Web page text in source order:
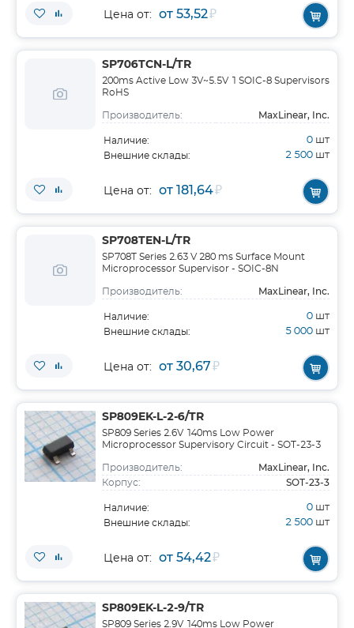
Цена от: от 53,52₽
SP706TCN-L/TR
200ms Active Low 3V~5.5V 1 SOIC-8 Supervisors
RoHS
Производитель: MaxLinear, Inc.
Наличие: 0 шт
Внешние склады: 2 500 шт
Цена от: от 181,64₽
SP708TEN-L/TR
SP708T Series 2.63 V 280 ms Surface Mount
Microprocessor Supervisor - SOIC-8N
Производитель: MaxLinear, Inc.
Наличие: 0 шт
Внешние склады: 5 000 шт
Цена от: от 30,67₽
SP809EK-L-2-6/TR
SP809 Series 2.6V 140ms Low Power
Microprocessor Supervisory Circuit - SOT-23-3
Производитель: MaxLinear, Inc.
Корпус: SOT-23-3
Наличие: 0 шт
Внешние склады: 2 500 шт
Цена от: от 54,42₽
SP809EK-L-2-9/TR
SP809 Series 2.9V 140ms Low Power